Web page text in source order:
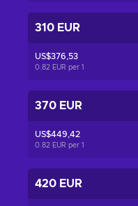
310 EUR
US$376,53
0.82 EUR per 1
370 EUR
US$449,42
0.82 EUR per 1
420 EUR